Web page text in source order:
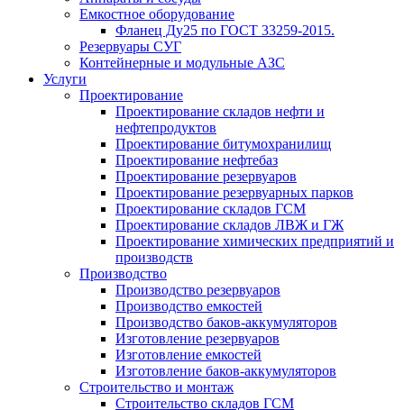
Емкостное оборудование
Фланец Ду25 по ГОСТ 33259-2015.
Резервуары СУГ
Контейнерные и модульные АЗС
Услуги
Проектирование
Проектирование складов нефти и
нефтепродуктов
Проектирование битумохранилищ
Проектирование нефтебаз
Проектирование резервуаров
Проектирование резервуарных парков
Проектирование складов ГСМ
Проектирование складов ЛВЖ и ГЖ
Проектирование химических предприятий и
производств
Производство
Производство резервуаров
Производство емкостей
Производство баков-аккумуляторов
Изготовление резервуаров
Изготовление емкостей
Изготовление баков-аккумуляторов
Строительство и монтаж
Строительство складов ГСМ